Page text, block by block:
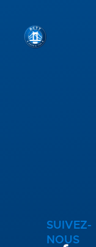
SUIVEZ-
NOUS